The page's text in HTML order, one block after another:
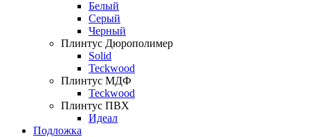
Белый
Серый
Черный
Плинтус Дюрополимер
Solid
Teckwood
Плинтус МДФ
Teckwood
Плинтус ПВХ
Идеал
Подложка